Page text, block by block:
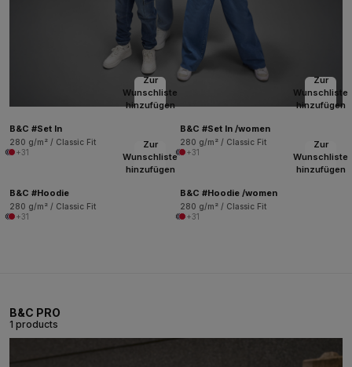
Zur
Wunschliste
hinzufügen
B&C #Set In
280 g/m² / Classic Fit
+31
Zur
Wunschliste
hinzufügen
B&C #Set In /women
280 g/m² / Classic Fit
+31
Zur
Wunschliste
hinzufügen
B&C #Hoodie
280 g/m² / Classic Fit
+31
Zur
Wunschliste
hinzufügen
B&C #Hoodie /women
280 g/m² / Classic Fit
+31
B&C PRO
1 products